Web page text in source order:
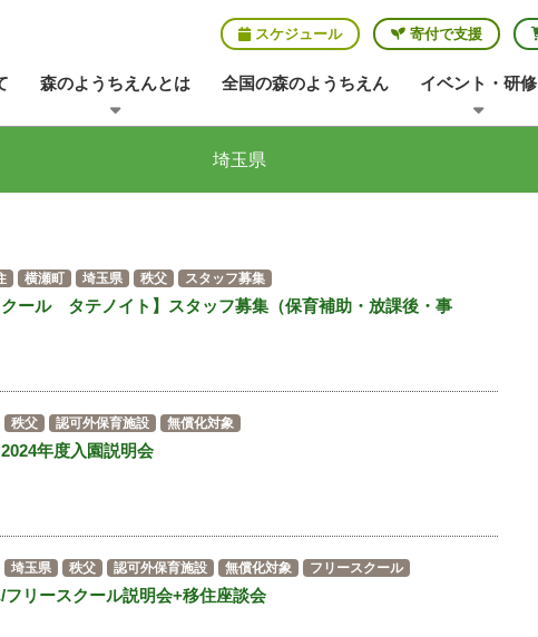
スケジュール 寄付で支援
森のようちえんとは 全国の森のようちえん イベント・研修
埼玉県
横瀬町 埼玉県 秩父 スタッフ募集
クール タテノイト】スタッフ募集（保育補助・放課後・事
秩父 認可外保育施設 無償化対象
年度入園説明会
埼玉県 秩父 認可外保育施設 無償化対象 フリースクール
フリースクール説明会+移住座談会